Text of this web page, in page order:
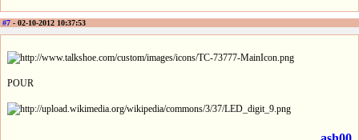
#7 - 02-10-2012 10:37:53
POUR